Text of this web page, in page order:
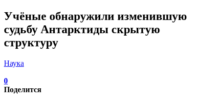
Учёные обнаружили изменившую
судьбу Антарктиды скрытую
структуру
Наука
0
Поделится